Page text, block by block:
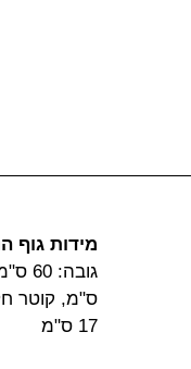
מידות גוף
ס"מ, קוטר
17 ס"מ